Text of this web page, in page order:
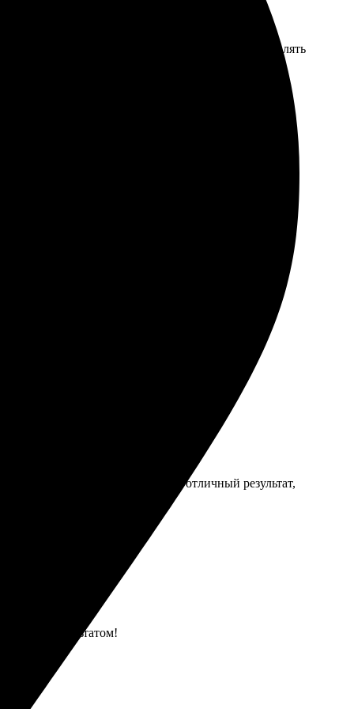
сервис. Удобно выбирать макеты и добавлять
понятно. Работают быстро, уже через пару дней
понятный. Получила заказ точно в срок!
занял пару минут. Получил отличный результат,
результатом!